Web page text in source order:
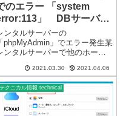
のエラー 「system
」 DBサーバー
負荷 状態
ンタルサーバーの
「phpMyAdmin」でエラー発生某
ンタルサーバーで他のホーム
然 WordPress のWEBサイトが全
表示することが出来なくな
、管理画面にログインもでき
な状態になりました。データー
ベー...
2021.03.30 2021.04.06
テクニカル情報 technical